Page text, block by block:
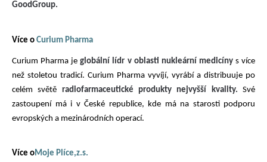
GoodGroup.
Více o Curium Pharma
Curium Pharma je globální lídr v oblasti nukleární medicínys více
než stoletou tradicí. Curium Pharma vyvíjí, vyrábí a distribuuje po
celém světě radiofarmaceutické produkty nejvyšší kvality. Své
zastoupení má i v České republice, kde má na starosti podporu
evropských a mezinárodních operací.
Více oMoje Plíce,z.s.